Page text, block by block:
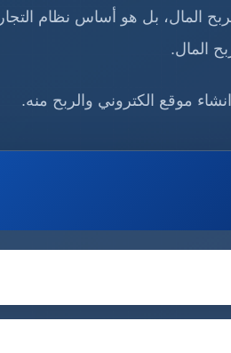
المال، بل هو أساس نظام
المال.
موقع الكتروني والربح منه.